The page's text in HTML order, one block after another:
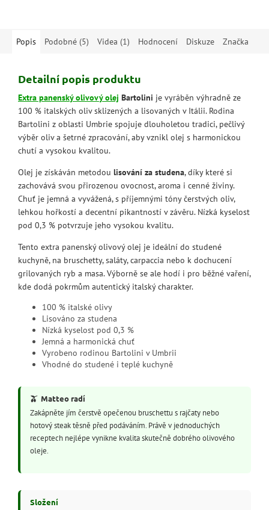
Popis
Podobné (5) Videa (1) Hodnocení Diskuze Značka
Detailní popis produktu
Extra panenský olivový olej Bartolini je vyráběn výhradně ze
100 % italských oliv sklizených a lisovaných v Itálii. Rodina
Bartolini z oblasti Umbrie spojuje dlouholetou tradici, pečlivý
výběr oliv a šetrné zpracování, aby vznikl olej s harmonickou
chutí a vysokou kvalitou.
Olej je získáván metodou lisování za studena, díky které si
zachovává svou přirozenou ovocnost, aroma i cenné živiny.
Chuť je jemná a vyvážená, s příjemnými tóny čerstvých oliv,
lehkou hořkostí a decentní pikantností v závěru. Nízká kyselost
pod 0,3 % potvrzuje jeho vysokou kvalitu.
Tento extra panenský olivový olej je ideální do studené
kuchyně, na bruschetty, saláty, carpaccia nebo k dochucení
grilovaných ryb a masa. Výborně se ale hodí i pro běžné vaření,
kde dodá pokrmům autentický italský charakter.
100 % italské olivy
Lisováno za studena
Nízká kyselost pod 0,3 %
Jemná a harmonická chuť
Vyrobeno rodinou Bartolini v Umbrii
Vhodné do studené i teplé kuchyně
🫒 Matteo radí
Zakápněte jím čerstvě opečenou bruschettu s rajčaty nebo
hotový steak těsně před podáváním. Právě v jednoduchých
receptech nejlépe vynikne kvalita skutečně dobrého olivového
oleje.
Složení